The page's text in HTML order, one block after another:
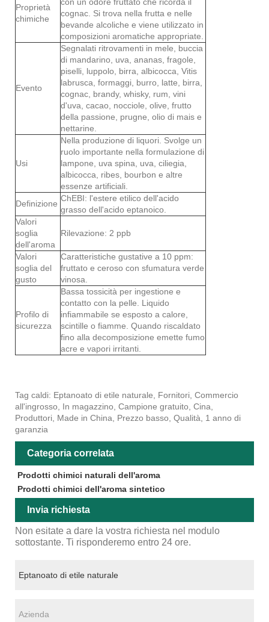
Proprietà
chimiche
cognac. Si trova nella frutta e nelle
bevande alcoliche e viene utilizzato in
composizioni aromatiche appropriate.
Evento
Segnalati ritrovamenti in mele, buccia
di mandarino, uva, ananas, fragole,
piselli, luppolo, birra, albicocca, Vitis
labrusca, formaggi, burro, latte, birra,
cognac, brandy, whisky, rum, vini
d'uva, cacao, nocciole, olive, frutto
della passione, prugne, olio di mais e
nettarine.
Usi
Nella produzione di liquori. Svolge un
ruolo importante nella formulazione di
lampone, uva spina, uva, ciliegia,
albicocca, ribes, bourbon e altre
essenze artificiali.
Definizione
ChEBI: l'estere etilico dell'acido
grasso dell'acido eptanoico.
Valori
soglia
dell'aroma
Rilevazione: 2 ppb
Valori
soglia del
gusto
Caratteristiche gustative a 10 ppm:
fruttato e ceroso con sfumatura verde
vinosa.
Profilo di
sicurezza
Bassa tossicità per ingestione e
contatto con la pelle. Liquido
infiammabile se esposto a calore,
scintille o fiamme. Quando riscaldato
fino alla decomposizione emette fumo
acre e vapori irritanti.
Tag caldi: Eptanoato di etile naturale, Fornitori, Commercio
all'ingrosso, In magazzino, Campione gratuito, Cina,
Produttori, Made in China, Prezzo basso, Qualità, 1 anno di
garanzia
Categoria correlata
Prodotti chimici naturali dell'aroma
Prodotti chimici dell'aroma sintetico
Invia richiesta
Non esitate a dare la vostra richiesta nel modulo
sottostante. Ti risponderemo entro 24 ore.